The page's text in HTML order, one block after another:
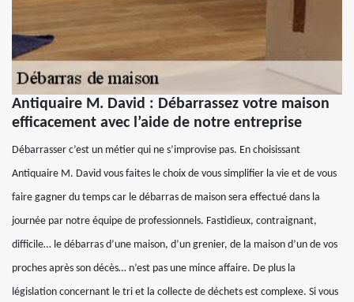
Antiquaire M. David : Débarrassez votre maison
efficacement avec l’aide de notre entreprise
Débarrasser c’est un métier qui ne s’improvise pas. En choisissant
Antiquaire M. David vous faites le choix de vous simplifier la vie et de vous
faire gagner du temps car le débarras de maison sera effectué dans la
journée par notre équipe de professionnels. Fastidieux, contraignant,
difficile… le débarras d’une maison, d’un grenier, de la maison d’un de vos
proches après son décès… n’est pas une mince affaire. De plus la
législation concernant le tri et la collecte de déchets est complexe. Si vous